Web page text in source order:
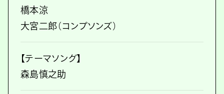
橋本涼
大宮二郎（コンプソンズ）
【テーマソング】
森島慎之助